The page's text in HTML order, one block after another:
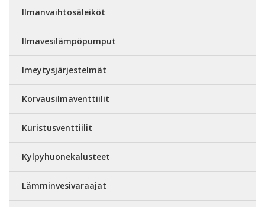
Ilmanvaihtosäleiköt
Ilmavesilämpöpumput
Imeytysjärjestelmät
Korvausilmaventtiilit
Kuristusventtiilit
Kylpyhuonekalusteet
Lämminvesivaraajat